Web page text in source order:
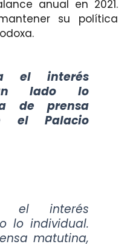
anual en 2021.
su política
el interés
lado lo
de prensa
el Palacio
el interés
lo individual.
matutina,